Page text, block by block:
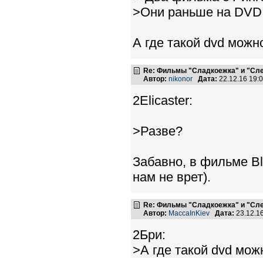
>Они раньше на
А где такой dvd
Re: Фильмы "Сладкоежка" и
Автор: nikonor Дата: 22.12.16
2Elicaster:
>Разве?
Забавно, в фильме
нам не врет).
Re: Фильмы "Сладкоежка" и
Автор: MaccaInKiev Дата:
2Бри:
>А где такой dvd